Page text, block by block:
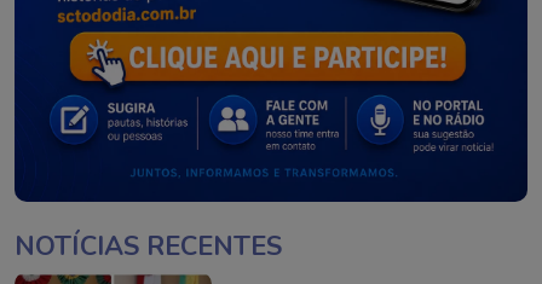
NOTÍCIAS RECENTES